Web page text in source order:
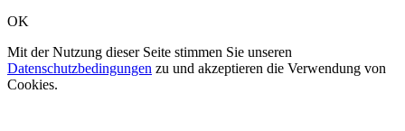
OK
Mit der Nutzung dieser Seite stimmen Sie unseren
Datenschutzbedingungen zu und akzeptieren die Verwendung von
Cookies.